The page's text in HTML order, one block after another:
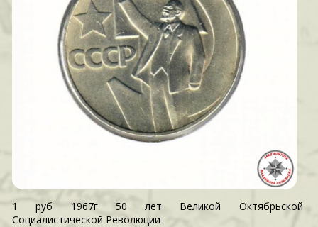
1 руб 1967г 50 лет Великой Октябрьской
Социалистической Революции